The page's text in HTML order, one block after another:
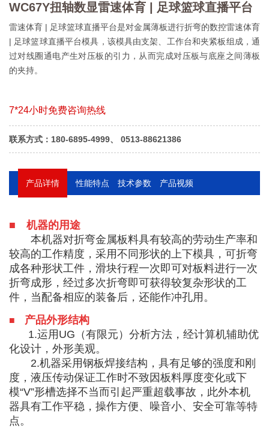
WC67Y扭轴数显雷速体育 | 足球篮球直播平台
雷速体育 | 足球篮球直播平台是对金属薄板进行折弯的数控雷速体育
| 足球篮球直播平台模具，该模具由支架、工作台和夹紧板组成，通
过对线圈通电产生对压板的引力，从而完成对压板与底座之间薄板
的夹持。
7*24小时免费咨询热线
联系方式：180-6895-4999、 0513-88621386
产品详情 性能特点 技术参数 产品视频
■ 机器的用途
本机器对折弯金属板料具有较高的劳动生产率和
较高的工作精度，采用不同形状的上下模具，可折弯
成各种形状工件，滑块行程一次即可对板料进行一次
折弯成形，经过多次折弯即可获得较复杂形状的工
件，当配备相应的装备后，还能作冲孔用。
■ 产品外形结构
1.运用UG（有限元）分析方法，经计算机辅助优
化设计，外形美观。
2.机器采用钢板焊接结构，具有足够的强度和刚
度，液压传动保证工作时不致因板料厚度变化或下
模“V”形槽选择不当而引起严重超载事故，此外本机
器具有工作平稳，操作方便、噪音小、安全可靠等特
点。